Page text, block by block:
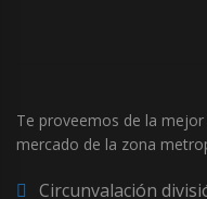
Te proveemos de la
mercado de la zona
Circunvalación